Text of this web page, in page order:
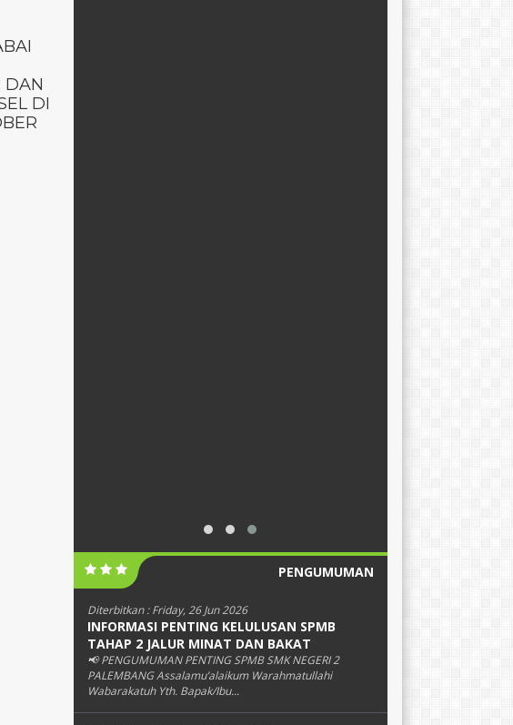
DAN
DI
PENGUMUMAN
Diterbitkan :Friday, 26 Jun 2026
INFORMASI PENTING KELULUSAN SPMB
TAHAP 2 JALUR MINAT DAN BAKAT
📢 PENGUMUMAN PENTING SPMB SMK NEGERI 2
PALEMBANG Assalamu’alaikum Warahmatullahi
Wabarakatuh Yth. Bapak/Ibu...